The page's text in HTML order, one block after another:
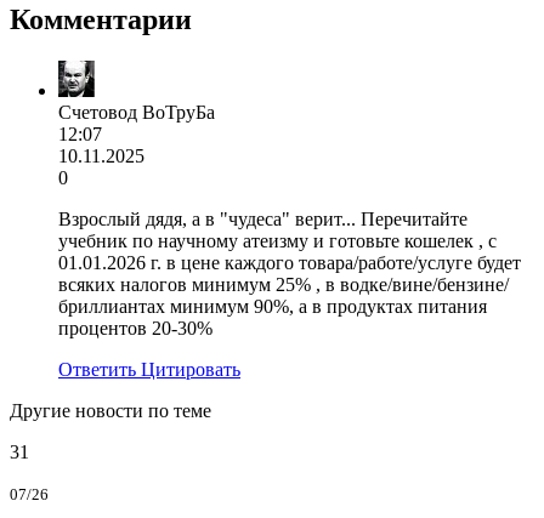
Комментарии
Счетовод ВоТруБа
12:07
10.11.2025
0
Взрослый дядя, а в "чудеса" верит... Перечитайте
учебник по научному атеизму и готовьте кошелек , с
01.01.2026 г. в цене каждого товара/работе/услуге будет
всяких налогов минимум 25% , в водке/вине/бензине/
бриллиантах минимум 90%, а в продуктах питания
процентов 20-30%
Ответить Цитировать
Другие новости по теме
31
07/26